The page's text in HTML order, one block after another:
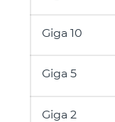
Giga 10
Giga 5
Giga 2